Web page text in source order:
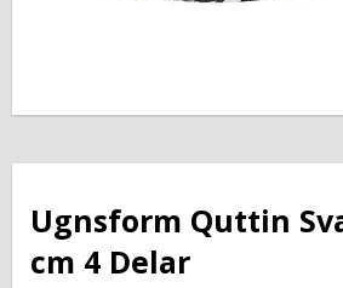
Ugnsform Quttin
cm 4 Delar